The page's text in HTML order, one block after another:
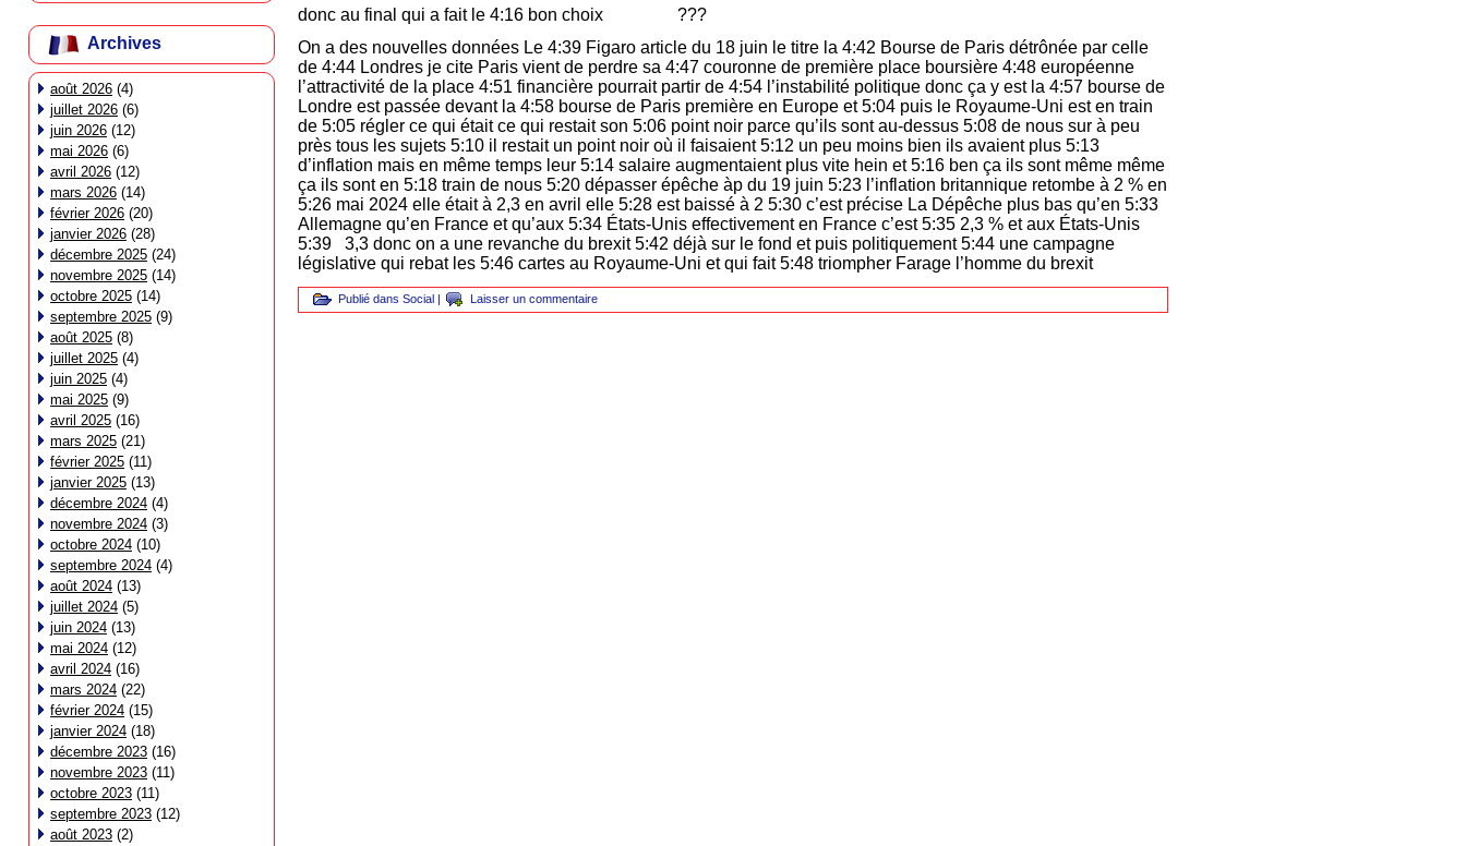
Archives
août 2026 (4)
juillet 2026 (6)
juin 2026 (12)
mai 2026 (6)
avril 2026 (12)
mars 2026 (14)
février 2026 (20)
janvier 2026 (28)
décembre 2025 (24)
novembre 2025 (14)
octobre 2025 (14)
septembre 2025 (9)
août 2025 (8)
juillet 2025 (4)
juin 2025 (4)
mai 2025 (9)
avril 2025 (16)
mars 2025 (21)
février 2025 (11)
janvier 2025 (13)
décembre 2024 (4)
novembre 2024 (3)
octobre 2024 (10)
septembre 2024 (4)
août 2024 (13)
juillet 2024 (5)
juin 2024 (13)
mai 2024 (12)
avril 2024 (16)
mars 2024 (22)
février 2024 (15)
janvier 2024 (18)
décembre 2023 (16)
novembre 2023 (11)
octobre 2023 (11)
septembre 2023 (12)
août 2023 (2)
donc au final qui a fait le 4:16 bon choix ???
On a des nouvelles données Le 4:39 Figaro article du 18 juin le titre la 4:42 Bourse de Paris détrônée par celle
de 4:44 Londres je cite Paris vient de perdre sa 4:47 couronne de première place boursière 4:48 européenne
l’attractivité de la place 4:51 financière pourrait partir de 4:54 l’instabilité politique donc ça y est la 4:57 bourse de
Londre est passée devant la 4:58 bourse de Paris première en Europe et 5:04 puis le Royaume-Uni est en train
de 5:05 régler ce qui était ce qui restait son 5:06 point noir parce qu’ils sont au-dessus 5:08 de nous sur à peu
près tous les sujets 5:10 il restait un point noir où il faisaient 5:12 un peu moins bien ils avaient plus 5:13
d’inflation mais en même temps leur 5:14 salaire augmentaient plus vite hein et 5:16 ben ça ils sont même même
ça ils sont en 5:18 train de nous 5:20 dépasser épêche àp du 19 juin 5:23 l’inflation britannique retombe à 2 % en
5:26 mai 2024 elle était à 2,3 en avril elle 5:28 est baissé à 2 5:30 c’est précise La Dépêche plus bas qu’en 5:33
Allemagne qu’en France et qu’aux 5:34 États-Unis effectivement en France c’est 5:35 2,3 % et aux États-Unis
5:39 3,3 donc on a une revanche du brexit 5:42 déjà sur le fond et puis politiquement 5:44 une campagne
législative qui rebat les 5:46 cartes au Royaume-Uni et qui fait 5:48 triompher Farage l’homme du brexit
Publié dans Social | Laisser un commentaire